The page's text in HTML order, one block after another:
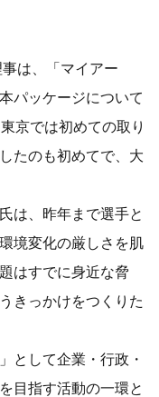
は、「マイアー
パッケージについて
京では初めての取り
たのも初めてで、大
は、昨年まで選手と
境変化の厳しさを肌
はすでに身近な脅
きっかけをつくりた
として企業・行政・
目指す活動の一環と